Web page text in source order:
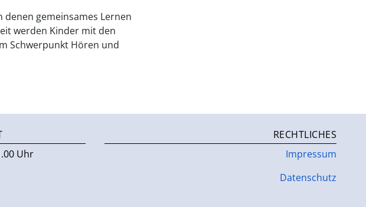
denen gemeinsames Lernen
werden Kinder mit den
Schwerpunkt Hören und
Uhr
RECHTLICHES
Impressum
Datenschutz